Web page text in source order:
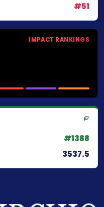
#51
IMPACT RANKINGS
#1388
3537.5